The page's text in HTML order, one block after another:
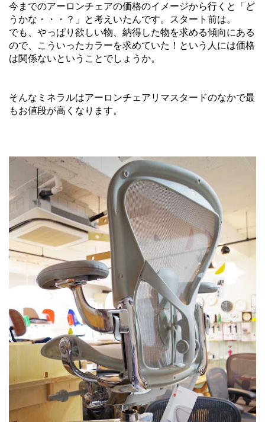
今までのアーロンチェアの価格のイメージから行くと「ど
うかな・・・？」と考えいたんです。スタート前は。
でも、やっぱり欲しい物、納得した物を求める傾向にある
ので、こういったカラーを求めていた！という人には価格
は関係ないということでしょうか。
そんなミネラルはアーロンチェアリマスタードのなかで最
もお値段が高くなります。